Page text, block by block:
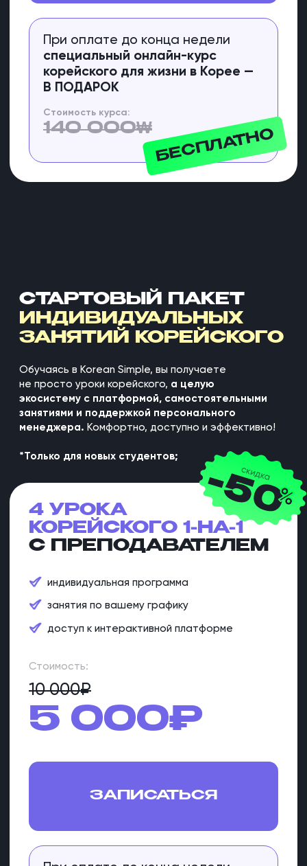
ЧТО ГОВОРЯТ
УЧЕНИКИ
БОЛЬШЕ ОТЗЫВОВ
С 2019 ГОДА
ИМЕННО МЫ?